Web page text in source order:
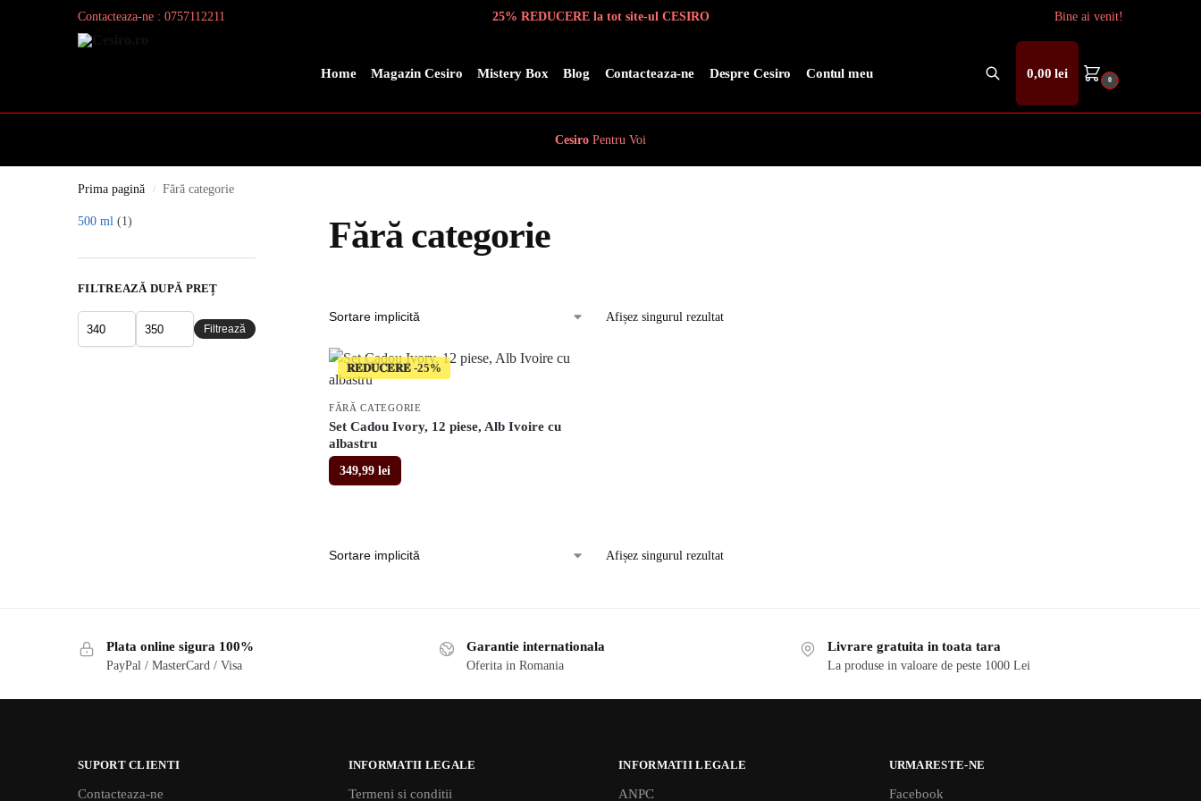
Contacteaza-ne : 0757112211 25% REDUCERE la tot site-ul CESIRO Bine ai venit!
Home Magazin Cesiro Mistery Box Blog Contacteaza-ne Despre Cesiro Contul meu
Search
0,00lei 0
Cesiro Pentru Voi
Prima pagină / Fără categorie
Fără categorie
Afișez singurul rezultat
𝐑𝐄𝐃𝐔𝐂𝐄𝐑𝐄
FĂRĂ CATEGORIE
Set Cadou Ivory, 12 piese, Alb Ivoire cu
albastru
349,99 lei
Afișez singurul rezultat
500 ml (1)
FILTREAZĂ DUPĂ PREȚ
Filtrează
Plata online sigura 100%
PayPal / MasterCard / Visa
Garantie internationala
Oferita in Romania
Livrare gratuita in toata tara
La produse in valoare de peste 1000 Lei
SUPORT CLIENTI
Contacteaza-ne
INFORMATII LEGALE
Termeni si conditii
INFORMATII LEGALE
ANPC
URMARESTE-NE
Facebook